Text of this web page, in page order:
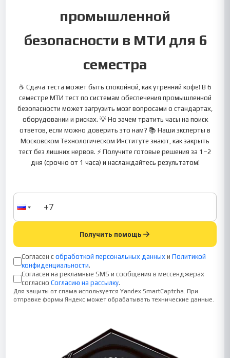
промышленной
безопасности в МТИ для 6
семестра
☕ Сдача теста может быть спокойной, как утренний кофе! В 6
семестре МТИ тест по системам обеспечения промышленной
безопасности может загрузить мозг вопросами о стандартах,
оборудовании и рисках. 💡 Но зачем тратить часы на поиск
ответов, если можно доверить это нам? 📚 Наши эксперты в
Московском Технологическом Институте знают, как закрыть
тест без лишних нервов. ⚡ Получите готовые решения за 1–2
дня (срочно от 1 часа) и наслаждайтесь результатом!
Получить помощь
Согласен с обработкой персональных данных и Политикой
конфиденциальности.
Согласен на рекламные SMS и сообщения в мессенджерах
согласно Согласию на рассылку.
Для защиты от спама используется Yandex SmartCaptcha. При
отправке формы Яндекс может обрабатывать технические данные.